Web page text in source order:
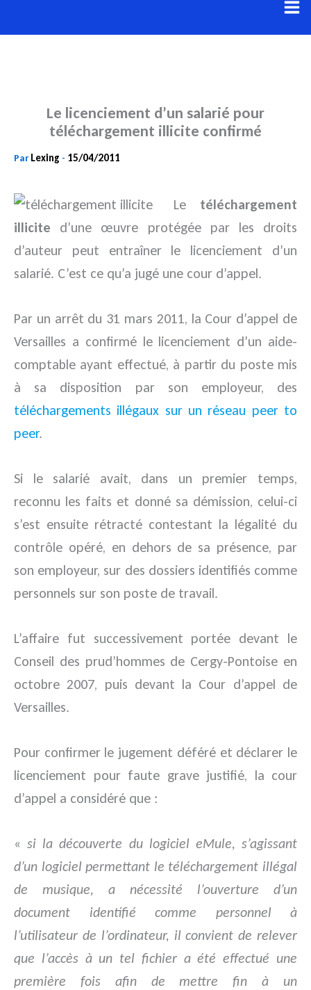
au
Le licenciement d’un salarié pour
téléchargement illicite confirmé
Par Lexing - 15/04/2011
Le téléchargement
illicite d’une œuvre protégée par les droits
d’auteur peut entraîner le licenciement d’un
salarié. C’est ce qu’a jugé une cour d’appel.
Par un arrêt du 31 mars 2011, la Cour d’appel de
Versailles a confirmé le licenciement d’un aide-
comptable ayant effectué, à partir du poste mis
à sa disposition par son employeur, des
téléchargements illégaux sur un réseau peer to
peer.
Si le salarié avait, dans un premier temps,
reconnu les faits et donné sa démission, celui-ci
s’est ensuite rétracté contestant la légalité du
contrôle opéré, en dehors de sa présence, par
son employeur, sur des dossiers identifiés comme
personnels sur son poste de travail.
L’affaire fut successivement portée devant le
Conseil des prud’hommes de Cergy-Pontoise en
octobre 2007, puis devant la Cour d’appel de
Versailles.
Pour confirmer le jugement déféré et déclarer le
licenciement pour faute grave justifié, la cour
d’appel a considéré que :
«si la découverte du logiciel eMule, s’agissant
d’un logiciel permettant le téléchargement illégal
de musique, a nécessité l’ouverture d’un
document identifié comme personnel à
l’utilisateur de l’ordinateur, il convient de relever
que l’accès à un tel fichier a été effectué une
première fois afin de mettre fin à un